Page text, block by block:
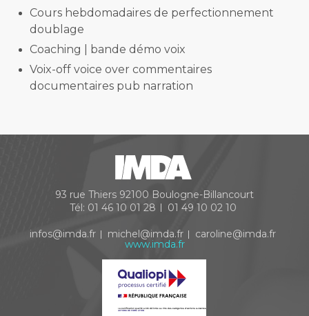
Cours hebdomadaires de perfectionnement
doublage
Coaching | bande démo voix
Voix-off voice over commentaires
documentaires pub narration
93 rue Thiers 92100 Boulogne-Billancourt
Tél: 01 46 10 01 28 01 49 10 02 10
infos@imda.fr michel@imda.fr caroline@imda.fr
www.imda.fr